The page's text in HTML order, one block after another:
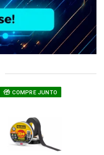
COMPRE JUNTO